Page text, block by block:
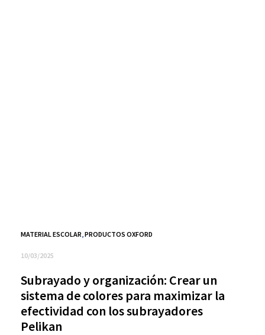
MATERIAL ESCOLAR PRODUCTOS OXFORD
10/03/2025
Subrayado y organización: Crear un
sistema de colores para maximizar la
efectividad con los subrayadores
Pelikan